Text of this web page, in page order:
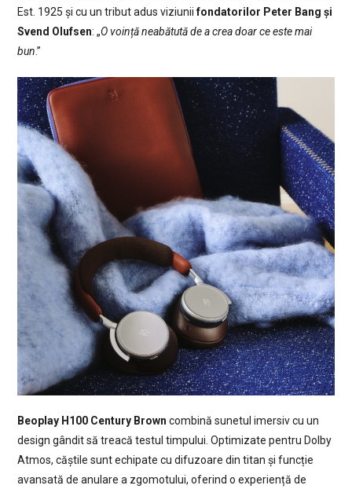
Est. 1925 și cu un tribut adus viziuniifondatorilor Peter Bang și
Svend Olufsen: „O voință neabătută de a crea doar ce este mai
bun.”
Beoplay H100 Century Brown combină sunetul imersiv cu un
design gândit să treacă testul timpului. Optimizate pentru Dolby
Atmos, căștile sunt echipate cu difuzoare din titan și funcție
avansată de anulare a zgomotului, oferind o experiență de